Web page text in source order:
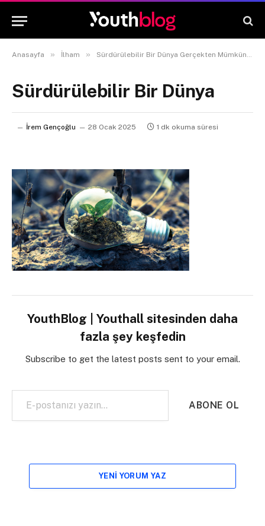
Anasayfa » İlham » Sürdürülebilir Bir Dünya Gerçekten Mümkün Mü?
Sürdürülebilir Bir Dünya
İrem Gençoğlu 28 Ocak 2025 1 dk okuma süresi
YouthBlog | Youthall sitesinden daha
fazla şey keşfedin
Subscribe to get the latest posts sent to your email.
E-postanızı yazın…
ABONE OL
YENI YORUM YAZ